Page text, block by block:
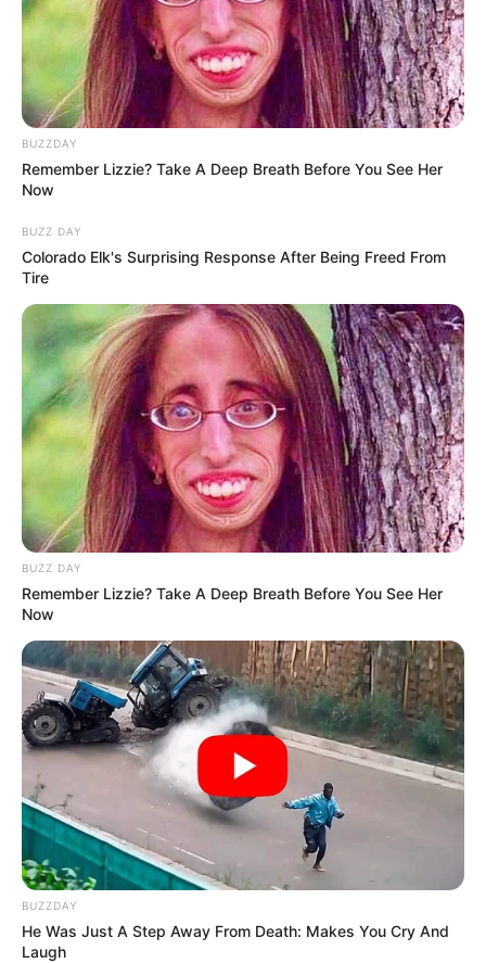
Stunning Today!
BRAINBERRIES
Some Moments Got Out Of Control Quickly
BRAINBERRIES
Why this ordinary drink is the secret to feeling
your best every day
CTA FAVORITE
Hidden Sins: 15 Bible Prohibited Acts We All
Commit!
BRAINBERRIES
BUZZDAY
Remember Lizzie? Take A Deep Breath Before You See Her
Now
BUZZ DAY
Colorado Elk's Surprising Response After Being Freed From
Tire
BUZZ DAY
Remember Lizzie? Take A Deep Breath Before You See Her
Now
BUZZDAY
He Was Just A Step Away From Death: Makes You Cry And
Laugh